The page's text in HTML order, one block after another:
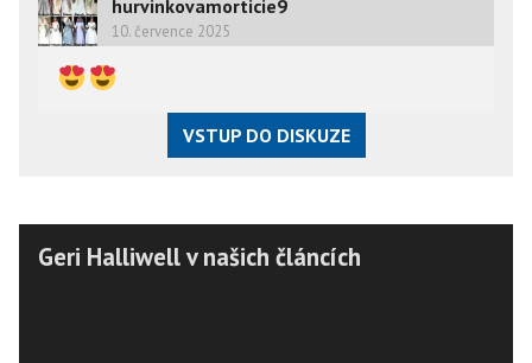
hurvinkovamorticie9
10. července 2025
VSTUP DO DISKUZE
Geri Halliwell v našich článcích